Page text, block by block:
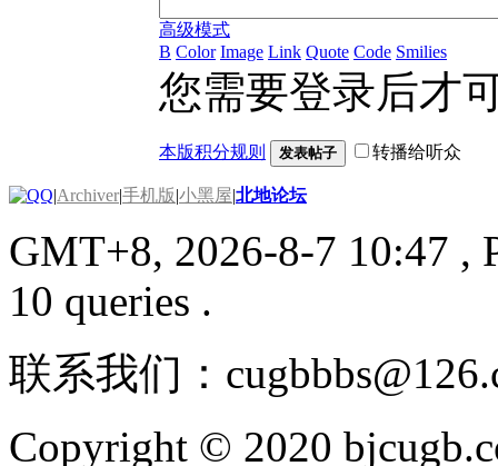
高级模式
B Color Image Link Quote Code Smilies
您需要登录后才
本版积分规则 发表帖子 转播给听众
|Archiver|手机版|小黑屋|北地论坛
GMT+8, 2026-8-7 10:47 ,
10 queries .
联系我们：
Copyright © 2020